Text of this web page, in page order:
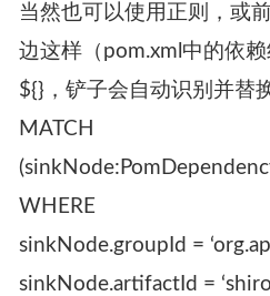
当然也可以使用正则，或
边这样（pom.xml中的依
${}，铲子会自动识别并替
MATCH
WHERE
sinkNode.groupId =
sinkNode.artifactId =